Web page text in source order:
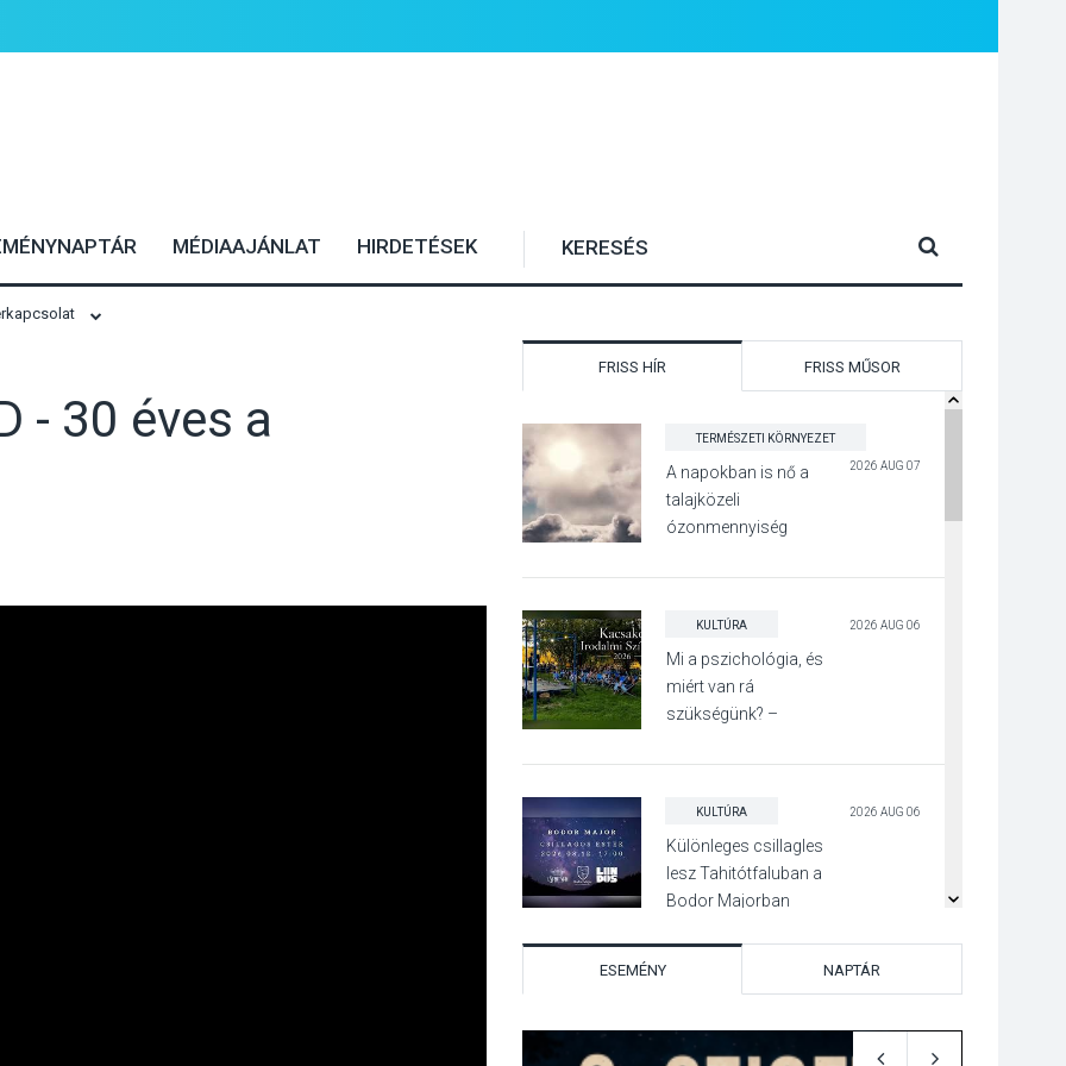
MÉDIAAJÁNLAT HIRDETÉSEK
- 30 éves a
FRISS HÍR FRISS MŰSOR
TERMÉSZETI KÖRNYEZET
2026 AUG 07
A napokban is nő a
talajközeli
ózonmennyiség
KULTÚRA 2026 AUG 06
Mi a pszichológia, és
miért van rá
szükségünk? –
Irodalmi Színpadon
KULTÚRA 2026 AUG 06
Különleges csillagles
lesz Tahitótfaluban a
Bodor Majorban
KULTÚRA 2026 AUG 06
Színek, közösség és
hagyomány – kiállítás
ESEMÉNY NAPTÁR